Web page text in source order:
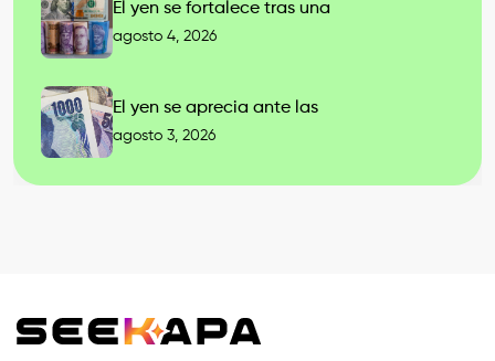
El yen se fortalece tras una
agosto 4, 2026
El yen se aprecia ante las
agosto 3, 2026